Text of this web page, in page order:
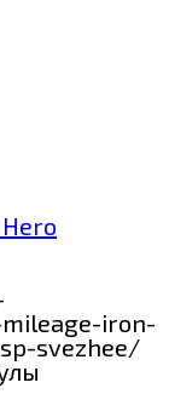
iron-
svezhee/